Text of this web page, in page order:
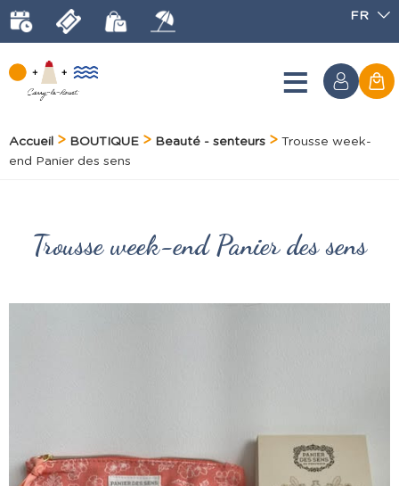
FR
Accueil BOUTIQUE Beauté - senteurs
Trousse week-
end Panier des sens
Trousse week-end Panier des sens